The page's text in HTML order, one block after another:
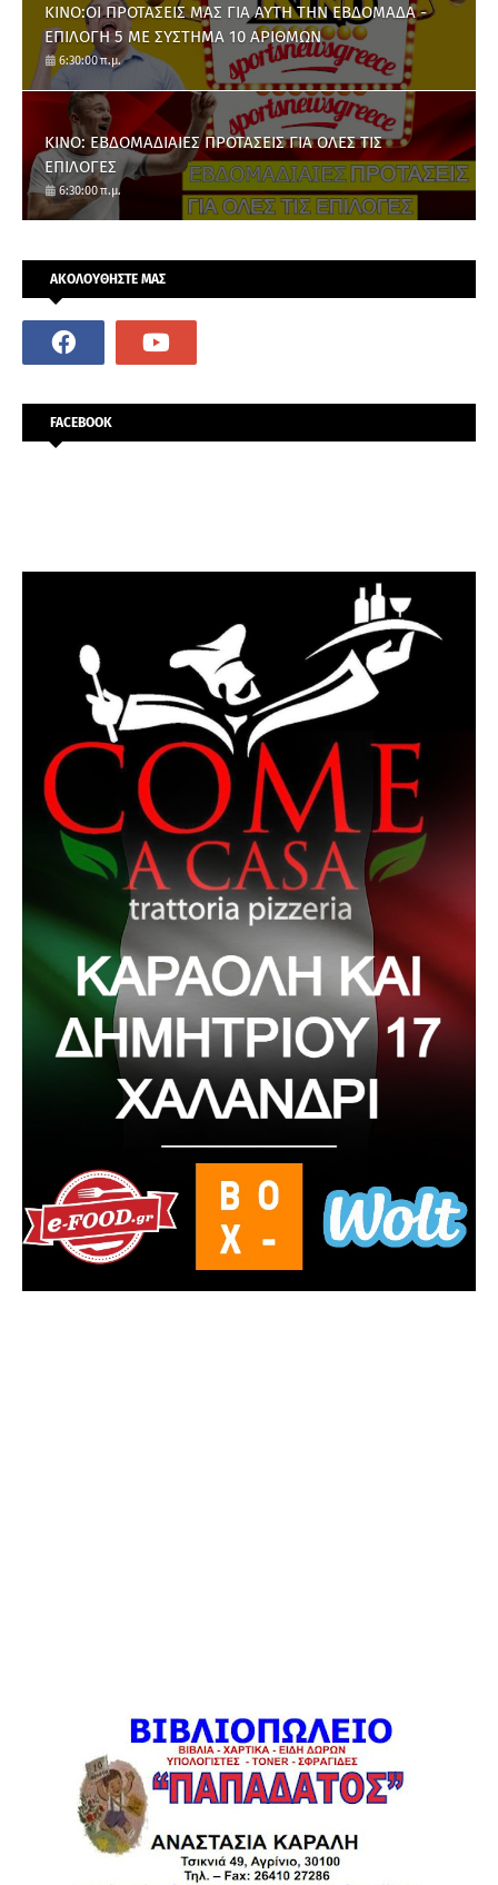
ΚΙΝΟ:ΟΙ ΠΡΟΤΑΣΕΙΣ ΜΑΣ ΓΙΑ ΑΥΤΗ ΤΗΝ ΕΒΔΟΜΑΔΑ -
ΕΠΙΛΟΓΗ 5 ΜΕ ΣΥΣΤΗΜΑ 10 ΑΡΙΘΜΩΝ
6:30:00 π.μ.
ΚΙΝΟ: ΕΒΔΟΜΑΔΙΑΙΕΣ ΠΡΟΤΑΣΕΙΣ ΓΙΑ ΟΛΕΣ ΤΙΣ
ΕΠΙΛΟΓΕΣ
6:30:00 π.μ.
ΑΚΟΛΟΥΘΗΣΤΕ ΜΑΣ
FACEBOOK